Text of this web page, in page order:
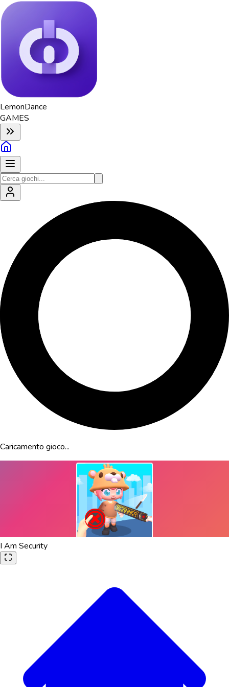
LemonDance
GAMES
Caricamento gioco...
I Am Security